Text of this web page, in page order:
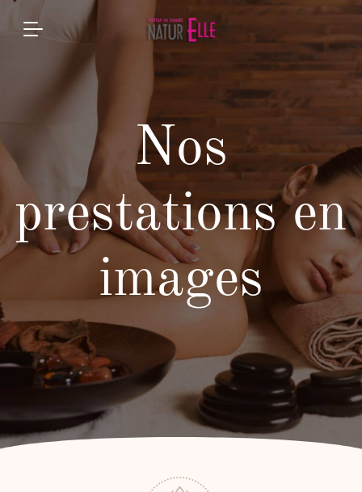
Nos
prestations en
images